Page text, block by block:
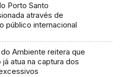
Porto Santo
através de
público internacional
Ambiente reitera que
já atua na captura dos